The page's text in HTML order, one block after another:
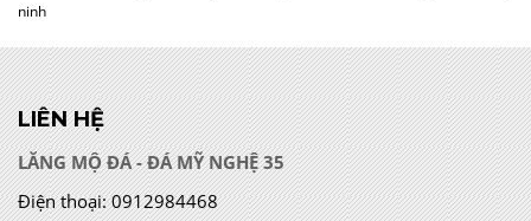
ninh
LIÊN HỆ
LĂNG MỘ ĐÁ - ĐÁ MỸ NGHỆ 35
Điện thoại: 0912984468